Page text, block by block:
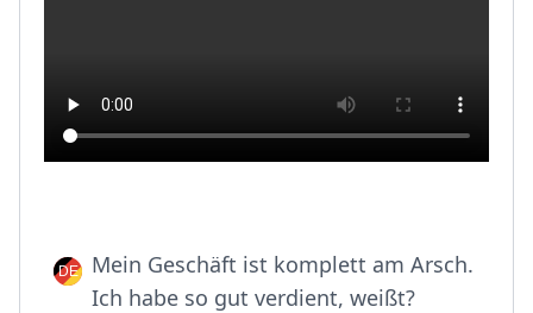
Mein Geschäft ist komplett am Arsch.
Ich habe so gut verdient, weißt?